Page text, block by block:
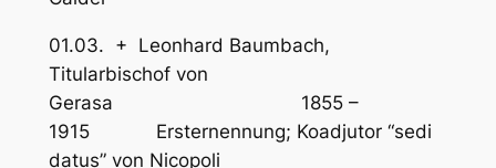
01.03. + Leonhard Baumbach,
Titularbischof von
Gerasa 1855 –
1915 Ersternennung; Koadjutor “sedi
datus” von Nicopoli